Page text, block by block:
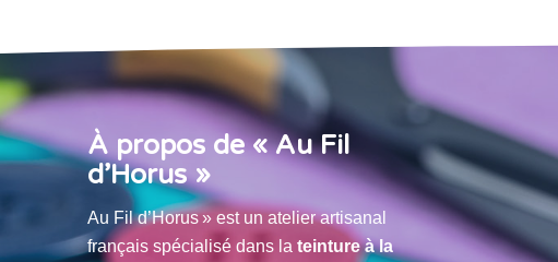
À propos de « Au Fil
d’Horus »
Au Fil d’Horus » est un atelier artisanal
français spécialisé dans la teinture à la